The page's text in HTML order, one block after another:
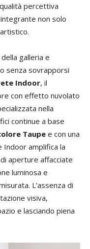
percettiva
non solo
galleria e
senza sovrapporsi
Indoor, il
con effetto nuvolato
nella
continue a base
Taupe e con una
Indoor amplifica la
aperture affacciate
luminosa e
L’assenza di
visiva,
e lasciando piena